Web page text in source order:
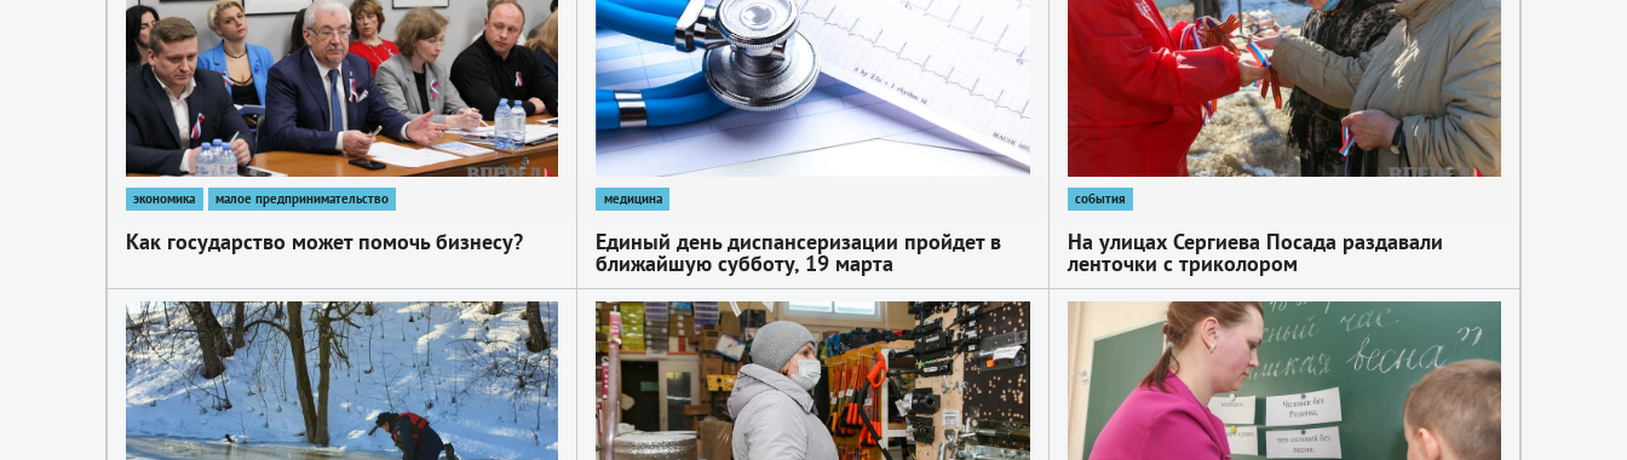
экономика малое предпринимательство
Как государство может помочь бизнесу?
медицина
Единый день диспансеризации пройдет в
ближайшую субботу, 19 марта
события
На улицах Сергиева Посада раздавали
ленточки с триколором
1 1